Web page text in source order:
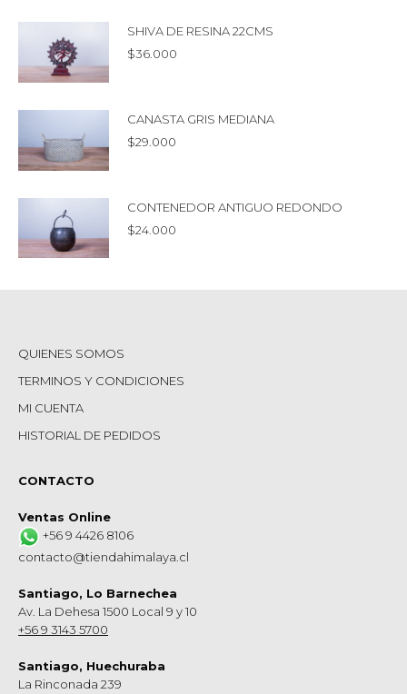
SHIVA DE RESINA 22CMS
$36.000
CANASTA GRIS MEDIANA
$29.000
CONTENEDOR ANTIGUO REDONDO
$24.000
QUIENES SOMOS
TERMINOS Y CONDICIONES
MI CUENTA
HISTORIAL DE PEDIDOS
CONTACTO
Ventas Online
+56 9 4426 8106
contacto@tiendahimalaya.cl
Santiago, Lo Barnechea
Av. La Dehesa 1500 Local 9 y 10
+56 9 3143 5700
Santiago, Huechuraba
La Rinconada 239